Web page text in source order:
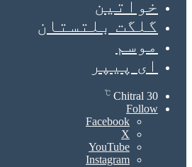
خواتین
گلگت بلتستان
موسم
ای پیپر
Chitral 30
℃
Follow
Facebook
X
YouTube
Instagram